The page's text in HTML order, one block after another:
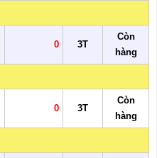
0 3T
Còn
hàng
0 3T
Còn
hàng